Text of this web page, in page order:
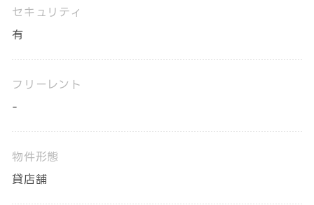
セキュリティ
有
フリーレント
-
物件形態
貸店舗